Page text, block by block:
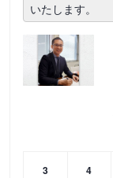
いたします。
3
4